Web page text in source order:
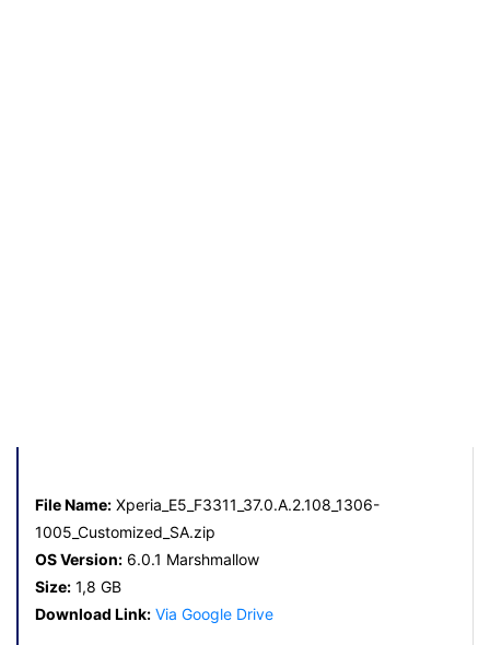
File Name: Xperia_E5_F3311_37.0.A.2.108_1306-
1005_Customized_SA.zip
OS Version: 6.0.1 Marshmallow
Size: 1,8 GB
Download Link: Via Google Drive